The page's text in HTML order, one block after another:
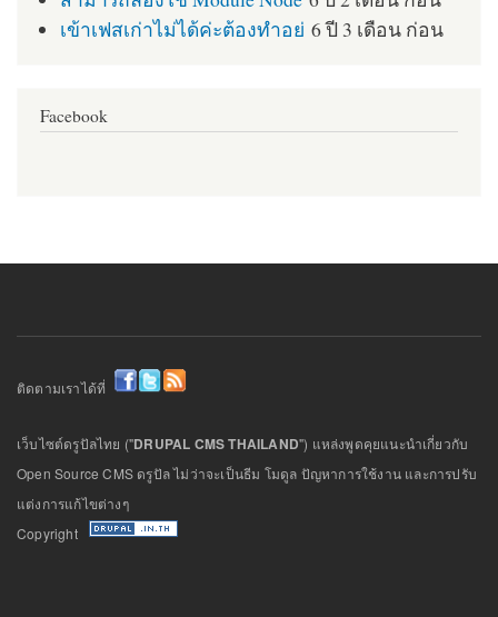
เข้าเฟสเก่าไม่ได้ค่ะต้องทำอย่ 6 ปี 3 เดือน ก่อน
Facebook
ติดตามเราได้ที่
เว็บไซต์ดรูปัลไทย ("DRUPAL CMS THAILAND") แหล่งพูดคุยแนะนำเกี่ยวกับ
Open Source CMS ดรูปัล ไม่ว่าจะเป็นธีม โมดูล ปัญหาการใช้งาน และการปรับ
แต่งการแก้ไขต่างๆ
Copyright